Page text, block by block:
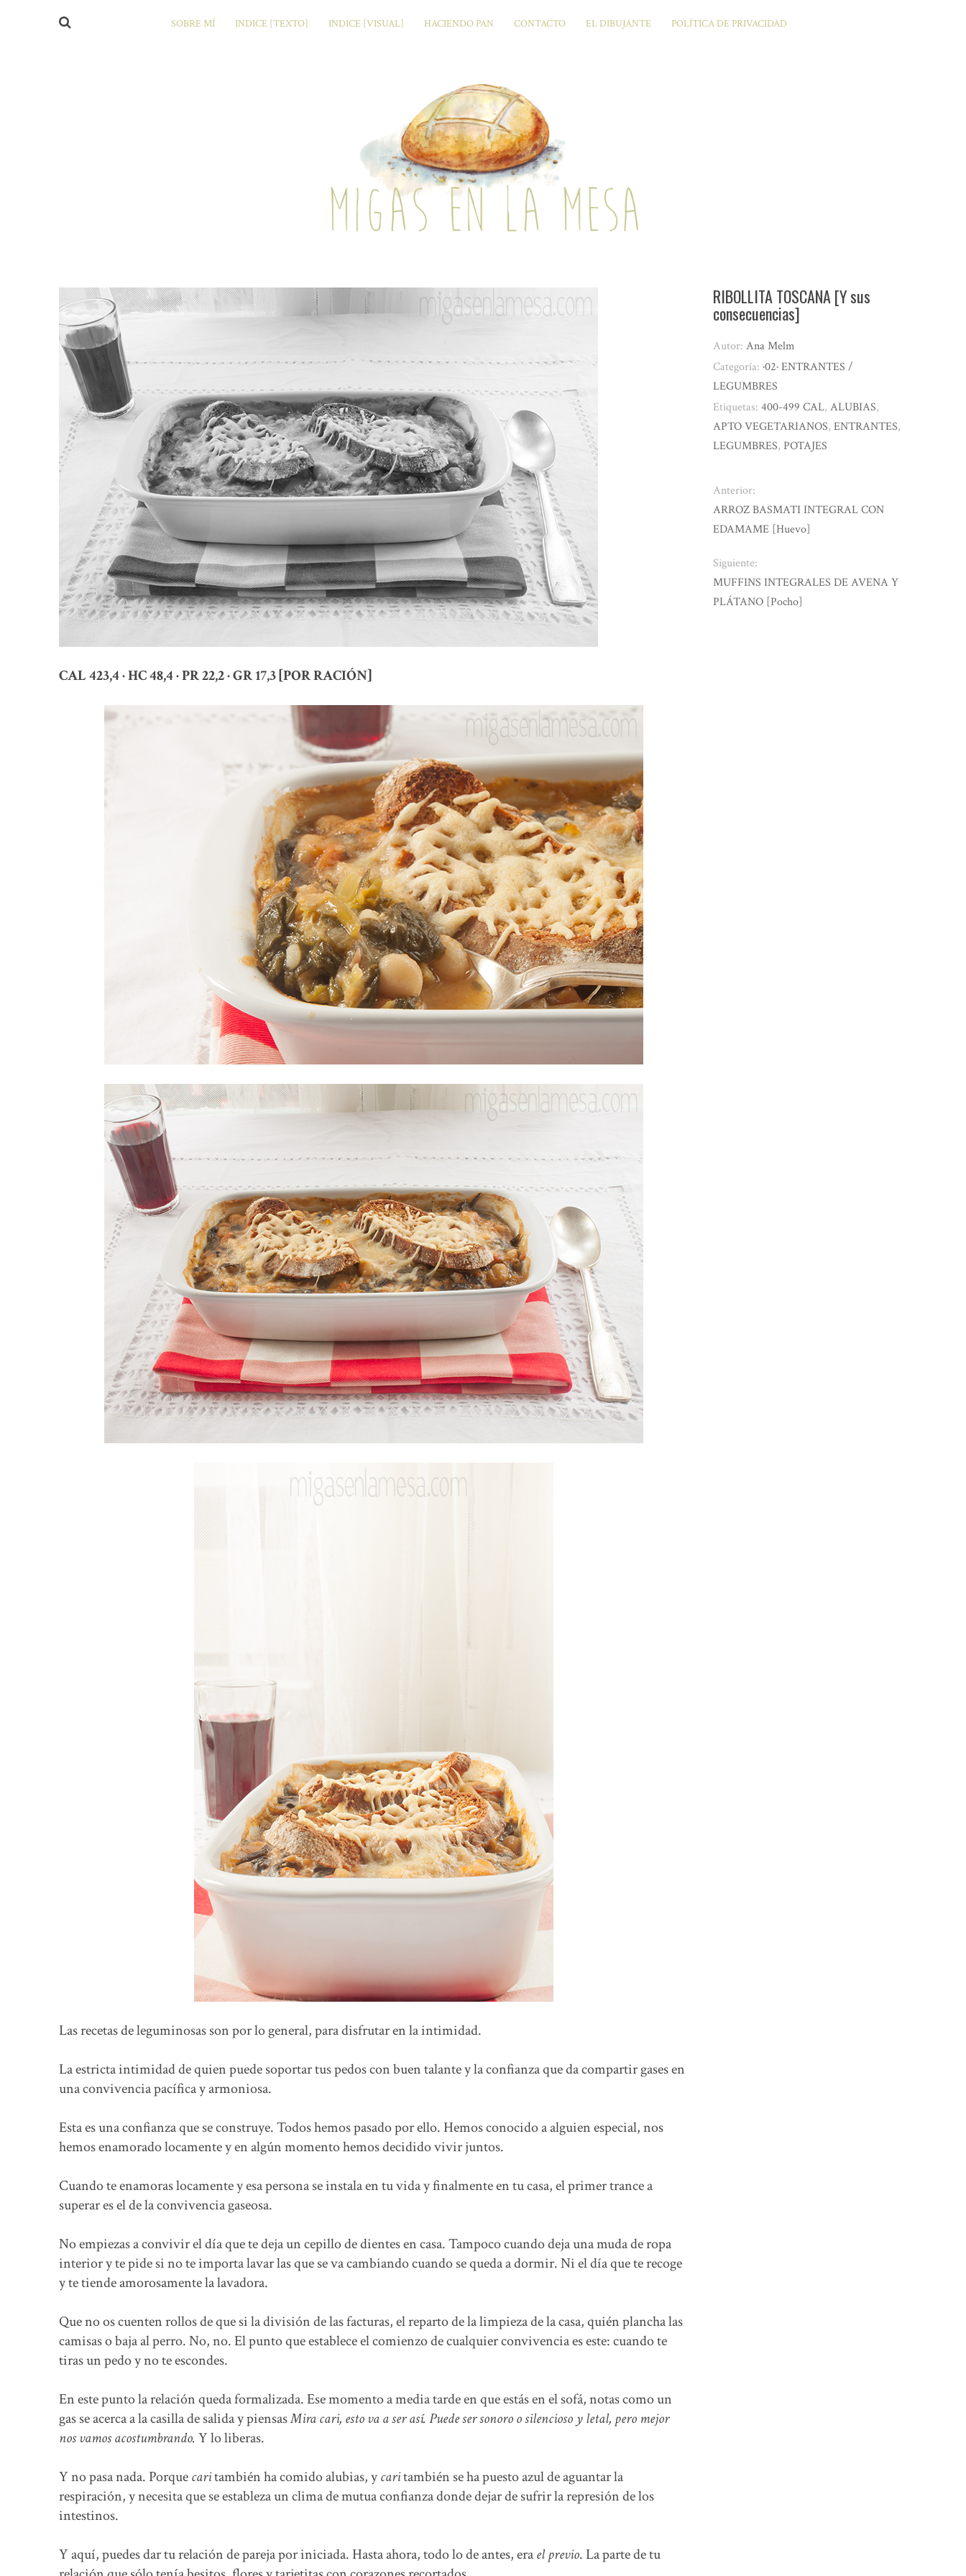
SOBRE MÍ INDICE [TEXTO] INDICE [VISUAL] HACIENDO PAN CONTACTO EL DIBUJANTE POLÍTICA DE PRIVACIDAD
CAL 423,4 · HC 48,4 · PR 22,2 · GR 17,3 [POR RACIÓN]
Las recetas de leguminosas son por lo general, para disfrutar en la intimidad.
La estricta intimidad de quien puede soportar tus pedos con buen talante y la confianza que da compartir gases en
una convivencia pacífica y armoniosa.
Esta es una confianza que se construye. Todos hemos pasado por ello. Hemos conocido a alguien especial, nos
hemos enamorado locamente y en algún momento hemos decidido vivir juntos.
Cuando te enamoras locamente y esa persona se instala en tu vida y finalmente en tu casa, el primer trance a
superar es el de la convivencia gaseosa.
No empiezas a convivir el día que te deja un cepillo de dientes en casa. Tampoco cuando deja una muda de ropa
interior y te pide si no te importa lavar las que se va cambiando cuando se queda a dormir. Ni el día que te recoge
y te tiende amorosamente la lavadora.
Que no os cuenten rollos de que si la división de las facturas, el reparto de la limpieza de la casa, quién plancha las
camisas o baja al perro. No, no. El punto que establece el comienzo de cualquier convivencia es este: cuando te
tiras un pedo y no te escondes.
En este punto la relación queda formalizada. Ese momento a media tarde en que estás en el sofá, notas como un
gas se acerca a la casilla de salida y piensasMira cari, esto va a ser así. Puede ser sonoro o silencioso y letal, pero mejor
nos vamos acostumbrando. Y lo liberas.
Y no pasa nada. Porquecaritambién ha comido alubias, ycaritambién se ha puesto azul de aguantar la
respiración, y necesita que se estableza un clima de mutua confianza donde dejar de sufrir la represión de los
intestinos.
Y aquí, puedes dar tu relación de pareja por iniciada. Hasta ahora, todo lo de antes, erael previo. La parte de tu
RIBOLLITA TOSCANA [Y sus
consecuencias]
Autor:Ana Melm
Categoría: ·02· ENTRANTES /
LEGUMBRES
Etiquetas:400-499 CAL,ALUBIAS,
APTO VEGETARIANOS,ENTRANTES,
LEGUMBRES,POTAJES
Anterior:
ARROZ BASMATI INTEGRAL CON
EDAMAME [Huevo]
Siguiente:
MUFFINS INTEGRALES DE AVENA Y
PLÁTANO [Pocho]